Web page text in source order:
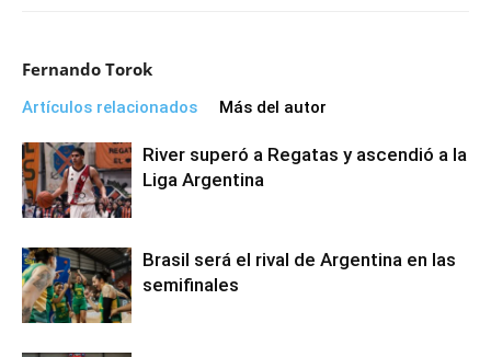
Fernando Torok
Artículos relacionados Más del autor
River superó a Regatas y ascendió a la
Liga Argentina
Brasil será el rival de Argentina en las
semifinales